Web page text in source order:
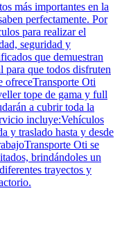
más importantes en la
perfectamente. Por
para realizar el
seguridad y
que demuestran
para que todos disfruten
ofreceTransporte Oti
tope de gama y full
a cubrir toda la
incluye:Vehículos
y traslado hasta y desde
Oti se
brindándoles un
trayectos y